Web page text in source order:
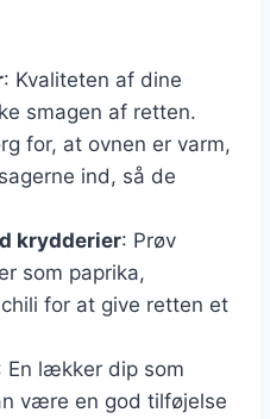
: Kvaliteten af dine
smagen af retten.
for, at ovnen er varm,
ind, så de
krydderier: Prøv
som paprika,
for at give retten et
En lækker dip som
være en god tilføjelse